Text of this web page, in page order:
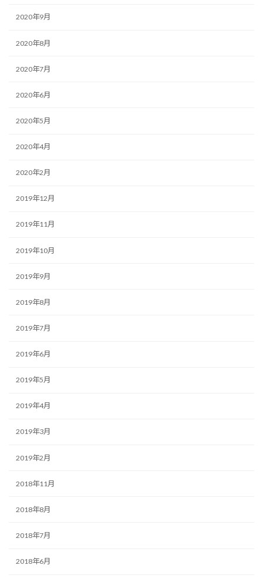
2020年9月
2020年8月
2020年7月
2020年6月
2020年5月
2020年4月
2020年2月
2019年12月
2019年11月
2019年10月
2019年9月
2019年8月
2019年7月
2019年6月
2019年5月
2019年4月
2019年3月
2019年2月
2018年11月
2018年8月
2018年7月
2018年6月